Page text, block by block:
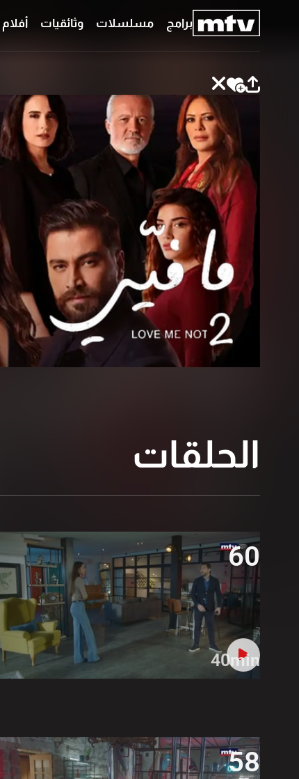
برامج مسلسلات وثائقيات أفلام
برامج
وثائقيات
بودكاست
جدول
البرامج
قائمتي
سياسة
الخصوصية
الحلقات
60
40min
58